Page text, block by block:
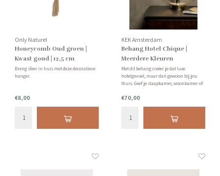
Only Naturel
Honeycomb Oud groen |
Kwast goud | 12,5 cm
Breng sfeer in huis met deze decoratieve
hanger.
€8,00
KEK Amsterdam
Behang Hotel Chique |
Meerdere Kleuren
Beschikbaar
Met dit behang creëer je dat luxe
hotelgevoel, maar dan gewoon bij jou
thuis. Geef je slaapkamer, woonkamer of
vraag van te voren een staal bij ons aan.
Let op: behang kan niet geretourneerd
€70,00